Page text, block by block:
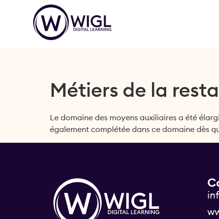
Métiers de la
Le domaine des moyens auxiliaires a été
également complétée dans ce domaine dès